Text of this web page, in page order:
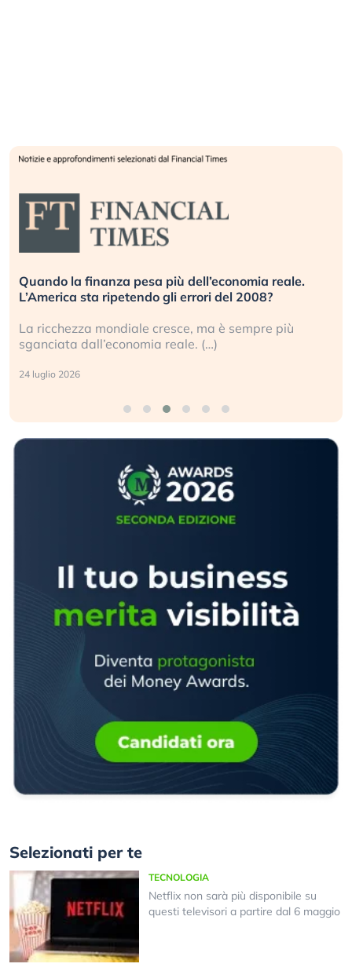
Quando la finanza pesa più dell’economia reale.
L’America sta ripetendo gli errori del 2008?
La ricchezza mondiale cresce, ma è sempre più
sganciata dall’economia reale. (…)
24 luglio 2026
Selezionati per te
TECNOLOGIA
Netflix non sarà più disponibile su
questi televisori a partire dal 6 maggio